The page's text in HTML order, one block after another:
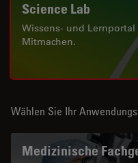
Science Lab
Wissens- und
Mitmachen.
Wählen Sie Ihr
Medizinische